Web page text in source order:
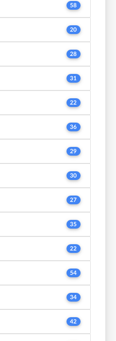
58
20
28
31
22
36
29
30
27
35
22
54
34
42